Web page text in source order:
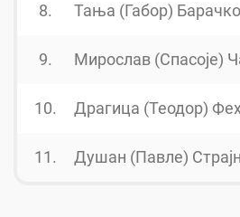
8. Тања (Габор)
9. Мирослав (Спасоје)
10. Драгица (Теодор)
11. Душан (Павле)